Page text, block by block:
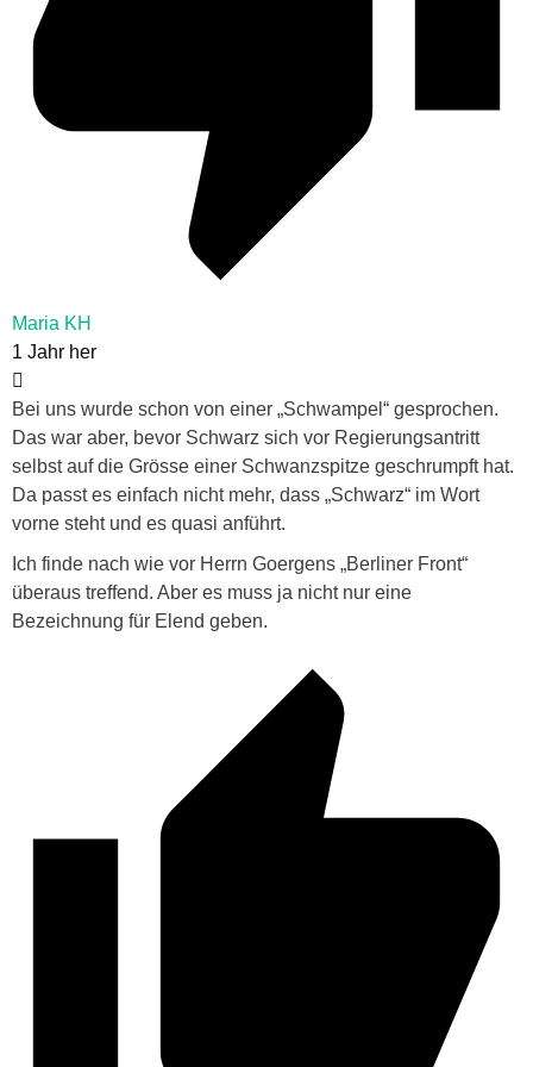
Maria KH
1 Jahr her
Bei uns wurde schon von einer „Schwampel“ gesprochen.
Das war aber, bevor Schwarz sich vor Regierungsantritt
selbst auf die Grösse einer Schwanzspitze geschrumpft hat.
Da passt es einfach nicht mehr, dass „Schwarz“ im Wort
vorne steht und es quasi anführt.
Ich finde nach wie vor Herrn Goergens „Berliner Front“
überaus treffend. Aber es muss ja nicht nur eine
Bezeichnung für Elend geben.